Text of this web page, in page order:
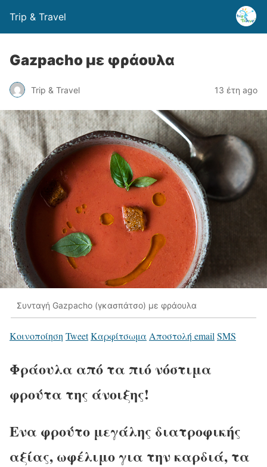
Trip & Travel
Gazpacho με φράουλα
Trip & Travel 13 έτη ago
Συνταγή Gazpachο (γκασπάτσο) με φράουλα
Κοινοποίηση TweetΚαρφίτσωμα Αποστολή email SMS
Φράουλα από τα πιό νόστιμα
φρούτα της άνοιξης!
Ενα φρούτο μεγάλης διατροφικής
αξίας, ωφέλιμο για την καρδιά, τα